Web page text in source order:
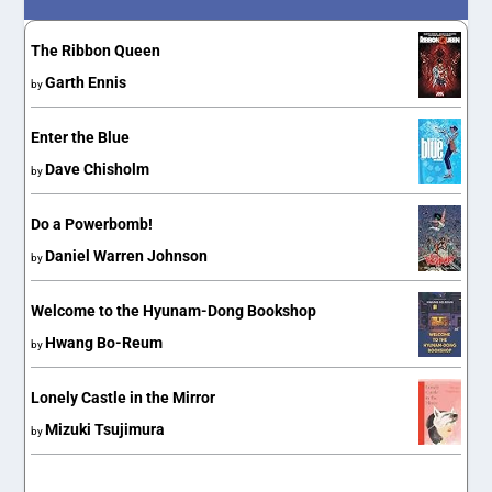
The Ribbon Queen
byGarth Ennis
Enter the Blue
by Dave Chisholm
Do a Powerbomb!
by Daniel Warren Johnson
Welcome to the Hyunam-Dong Bookshop
by Hwang Bo-Reum
Lonely Castle in the Mirror
by Mizuki Tsujimura